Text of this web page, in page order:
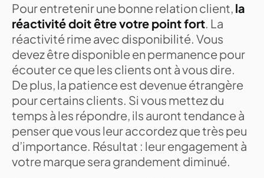
Pour entretenir une bonne relation client, la
réactivité doit être votre point fort. La
réactivité rime avec disponibilité. Vous
devez être disponible en permanence pour
écouter ce que les clients ont à vous dire.
De plus, la patience est devenue étrangère
pour certains clients. Si vous mettez du
temps à les répondre, ils auront tendance à
penser que vous leur accordez que très peu
d’importance. Résultat : leur engagement à
votre marque sera grandement diminué.